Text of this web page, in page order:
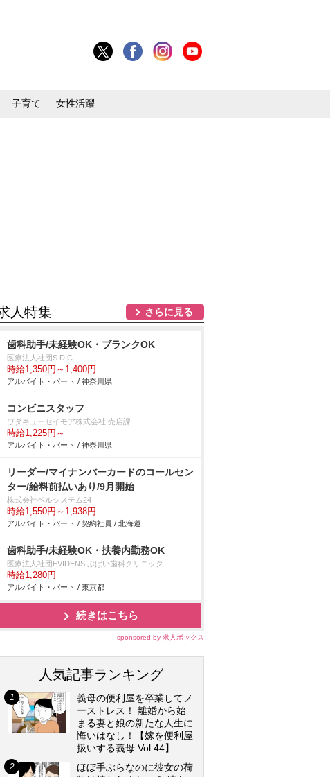
子育て 女性活躍
人特集 さらに見る
歯科助手/未経験OK・ブランクOK
医療法人社団S.D.C
時給1,350円～1,400円
アルバイト・パート / 神奈川県
コンビニスタッフ
ワタキューセイモア株式会社 売店課
時給1,225円～
アルバイト・パート / 神奈川県
リーダー/マイナンバーカードのコールセン
ター/給料前払いあり/9月開始
株式会社ベルシステム24
時給1,550円～1,938円
アルバイト・パート / 契約社員 / 北海道
歯科助手/未経験OK・扶養内勤務OK
医療法人社団EVIDENS ぶばい歯科クリニック
時給1,280円
アルバイト・パート / 東京都
続きはこちら
sponsored by 求人ボックス
人気記事ランキング
義母の便利屋を卒業してノ
ーストレス！ 離婚から始
まる妻と娘の新たな人生に
悔いはなし！【嫁を便利屋
扱いする義母 Vol.44】
ほぼ手ぶらなのに彼女の荷